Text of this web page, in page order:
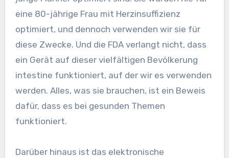
eine 80-jährige Frau mit Herzinsuffizienz
optimiert, und dennoch verwenden wir sie für
diese Zwecke. Und die FDA verlangt nicht, dass
ein Gerät auf dieser vielfältigen Bevölkerung
intestine funktioniert, auf der wir es verwenden
werden. Alles, was sie brauchen, ist ein Beweis
dafür, dass es bei gesunden Themen
funktioniert.
Darüber hinaus ist das elektronische